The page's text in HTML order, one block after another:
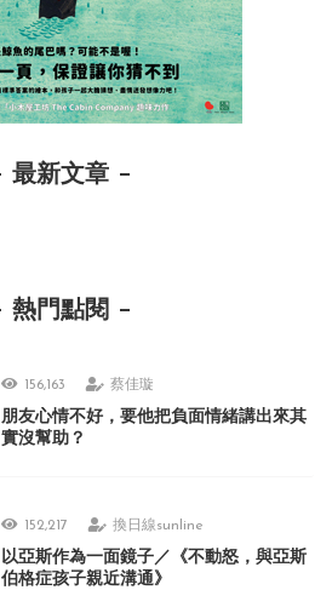
最新文章
熱門點閱
156,163 蔡佳璇
朋友心情不好，要他把負面情緒講出來其
實沒幫助？
152,217 換日線sunline
以亞斯作為一面鏡子／《不動怒，與亞斯
伯格症孩子親近溝通》